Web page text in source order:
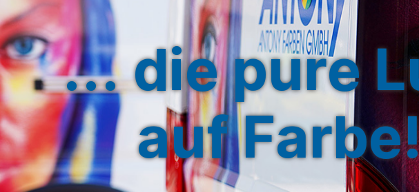
...diepure
auf